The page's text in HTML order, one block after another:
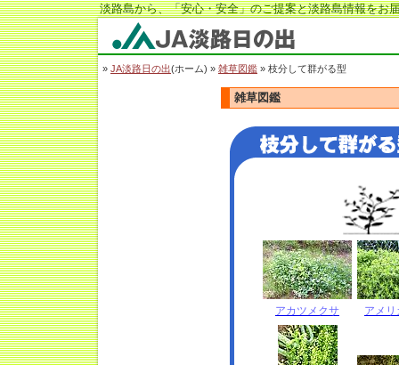
淡路島から、「安心・安全」のご提案と淡路島情報をお
JA淡路日の出
» JA淡路日の出(ホーム) » 雑草図鑑 » 枝分して群がる型
雑草図鑑
アカツメクサ アメ